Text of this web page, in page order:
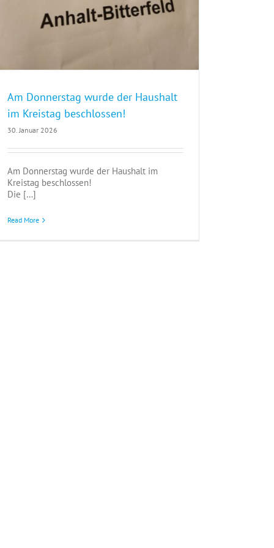
Am Donnerstag wurde der Haushalt
im Kreistag beschlossen!
30. Januar 2026
Am Donnerstag wurde der Haushalt im
Kreistag beschlossen!
Die […]
Read More